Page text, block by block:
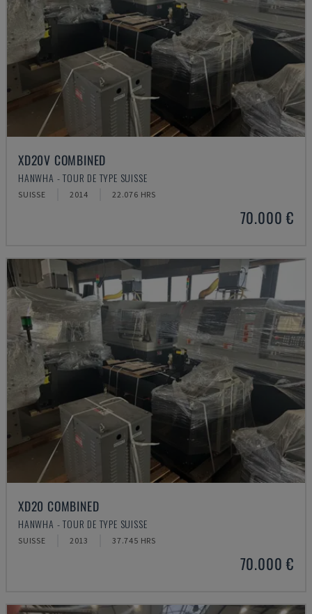
XD20V COMBINED
HANWHA - TOUR DE TYPE SUISSE
SUISSE 2014 22.076 HRS
70.000 €
XD20 COMBINED
HANWHA - TOUR DE TYPE SUISSE
SUISSE 2013 37.745 HRS
70.000 €